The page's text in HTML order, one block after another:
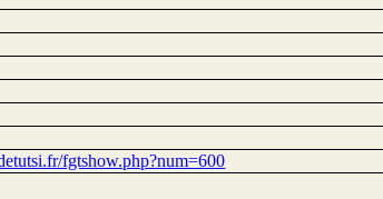
fgtshow.php?num=600